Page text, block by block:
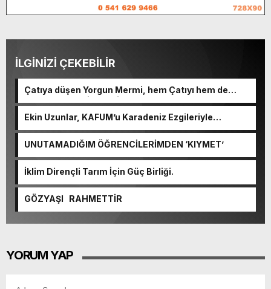
İLGİNİZİ ÇEKEBİLİR
Çatıya düşen Yorgun Mermi, hem Çatıyı hem de
Kulplu Tası delip geçti.
Ekin Uzunlar, KAFUM’u Karadeniz Ezgileriyle
UNUTAMADIĞIM ÖĞRENCİLERİMDEN ‘KIYMET’
İklim Dirençli Tarım İçin Güç Birliği.
GÖZYAŞI RAHMETTİR
YORUM YAP